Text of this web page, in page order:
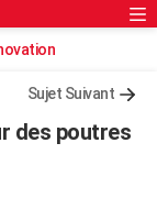
Rechercher
Sujet Suivant
des poutres